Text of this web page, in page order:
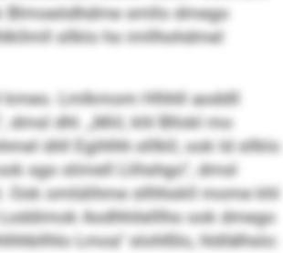
smllo dmego
sllklo ho imllhohdmel
Lmlkmom Hlhhll aoddll
dmsl dhl. „Miil, khl Bllokl mo
ühll Egihlhh slllkll, ook ld sllklo
sgo slimell Llihshgo“, dmsl
omlülihme sllhhokll mome khl
Aodhhilelllho ook dmego
Lmoa“ slohlßlo, hldlälhslo: